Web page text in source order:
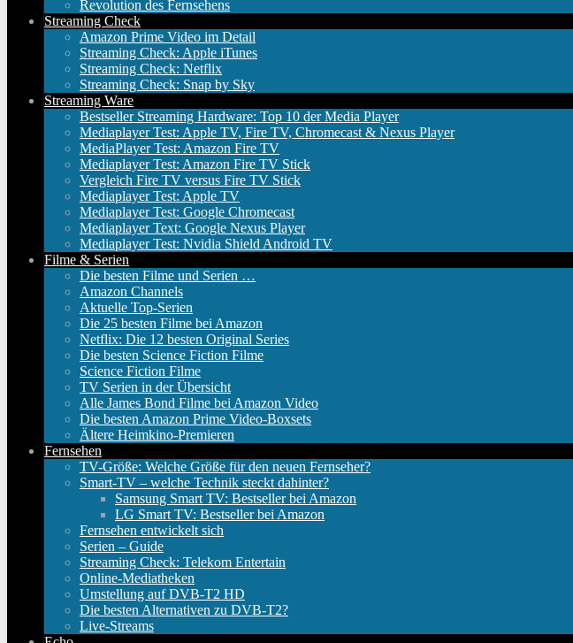
Revolution des Fernsehens
Streaming Check
Amazon Prime Video im Detail
Streaming Check: Apple iTunes
Streaming Check: Netflix
Streaming Check: Snap by Sky
Streaming Ware
Bestseller Streaming Hardware: Top 10 der Media Player
Mediaplayer Test: Apple TV, Fire TV, Chromecast & Nexus Player
MediaPlayer Test: Amazon Fire TV
Mediaplayer Test: Amazon Fire TV Stick
Vergleich Fire TV versus Fire TV Stick
Mediaplayer Test: Apple TV
Mediaplayer Test: Google Chromecast
Mediaplayer Text: Google Nexus Player
Mediaplayer Test: Nvidia Shield Android TV
Filme & Serien
Die besten Filme und Serien …
Amazon Channels
Aktuelle Top-Serien
Die 25 besten Filme bei Amazon
Netflix: Die 12 besten Original Series
Die besten Science Fiction Filme
Science Fiction Filme
TV Serien in der Übersicht
Alle James Bond Filme bei Amazon Video
Die besten Amazon Prime Video-Boxsets
Ältere Heimkino-Premieren
Fernsehen
TV-Größe: Welche Größe für den neuen Fernseher?
Smart-TV – welche Technik steckt dahinter?
Samsung Smart TV: Bestseller bei Amazon
LG Smart TV: Bestseller bei Amazon
Fernsehen entwickelt sich
Serien – Guide
Streaming Check: Telekom Entertain
Online-Mediatheken
Umstellung auf DVB-T2 HD
Die besten Alternativen zu DVB-T2?
Live-Streams